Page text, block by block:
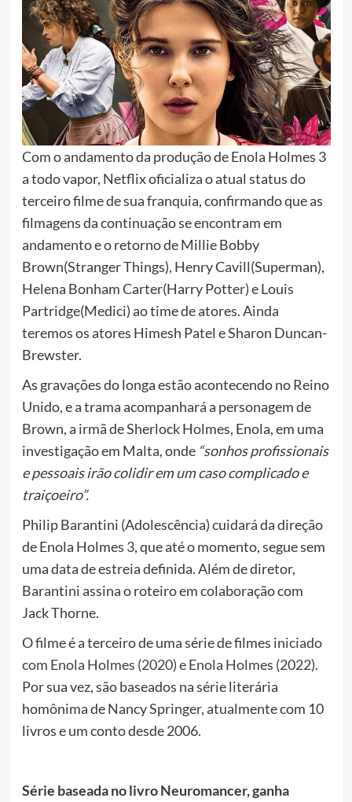
Com o andamento da produção de Enola Holmes 3
a todo vapor, Netflix oficializa o atual status do
terceiro filme de sua franquia, confirmando que as
filmagens da continuação se encontram em
andamento e o retorno de Millie Bobby
Brown(Stranger Things), Henry Cavill(Superman),
Helena Bonham Carter(Harry Potter) e Louis
Partridge(Medici) ao time de atores. Ainda
teremos os atores Himesh Patel e Sharon Duncan-
Brewster.
As gravações do longa estão acontecendo no Reino
Unido, e a trama acompanhará a personagem de
Brown, a irmã de Sherlock Holmes, Enola, em uma
investigação em Malta, onde“sonhos profissionais
e pessoais irão colidir em um caso complicado e
traiçoeiro”.
Philip Barantini (Adolescência) cuidará da direção
de Enola Holmes 3, que até o momento, segue sem
uma data de estreia definida. Além de diretor,
Barantini assina o roteiro em colaboração com
Jack Thorne.
O filme é a terceiro de uma série de filmes iniciado
com Enola Holmes (2020) e Enola Holmes (2022).
Por sua vez, são baseados na série literária
homônima de Nancy Springer, atualmente com 10
livros e um conto desde 2006.
Série baseada no livro Neuromancer, ganha